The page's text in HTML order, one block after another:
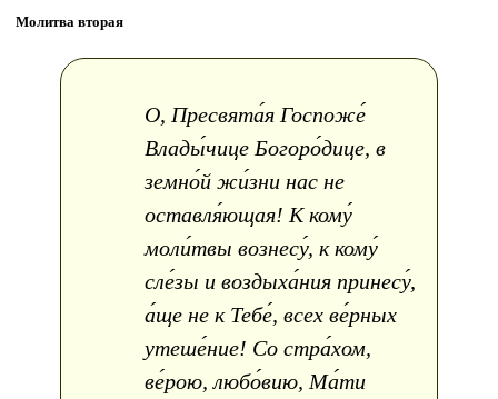
Молитва вторая
О, Пресвята́я Госпоже́
Влады́чице Богоро́дице, в
земно́й жи́зни нас не
оставля́ющая! К кому́
моли́твы вознесу́, к кому́
сле́зы и воздыха́ния принесу́,
а́ще не к Тебе́, всех ве́рных
утеше́ние! Со стра́хом,
ве́рою, любо́вию, Ма́ти